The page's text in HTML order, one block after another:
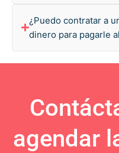
¿Puedo contratar a
dinero para pagarle
agendar